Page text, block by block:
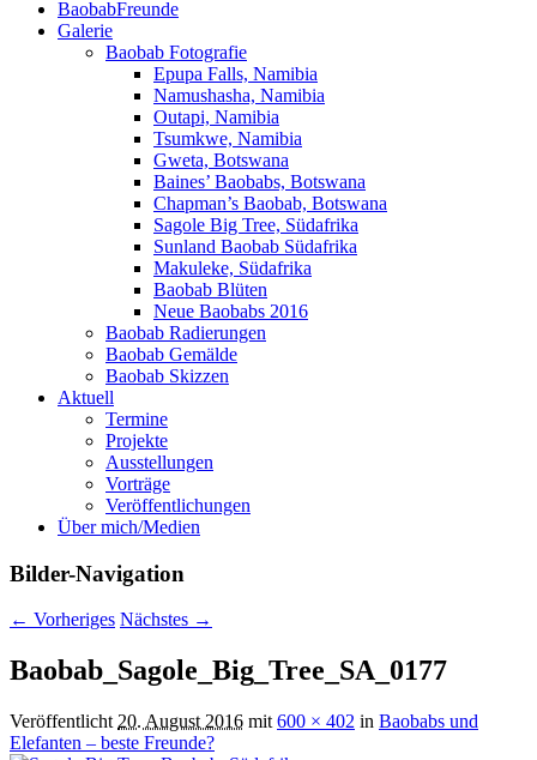
BaobabFreunde
Galerie
Baobab Fotografie
Epupa Falls, Namibia
Namushasha, Namibia
Outapi, Namibia
Tsumkwe, Namibia
Gweta, Botswana
Baines’ Baobabs, Botswana
Chapman’s Baobab, Botswana
Sagole Big Tree, Südafrika
Sunland Baobab Südafrika
Makuleke, Südafrika
Baobab Blüten
Neue Baobabs 2016
Baobab Radierungen
Baobab Gemälde
Baobab Skizzen
Aktuell
Termine
Projekte
Ausstellungen
Vorträge
Veröffentlichungen
Über mich/Medien
Bilder-Navigation
← Vorheriges Nächstes →
Baobab_Sagole_Big_Tree_SA_0177
Veröffentlicht 20. August 2016 mit 600 × 402 in Baobabs und
Elefanten – beste Freunde?